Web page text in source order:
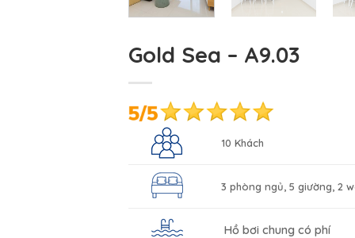
Gold Sea – A9.03
10 Khách
3 phòng ngủ, 5 giường, 2
Hồ bơi chung có phí